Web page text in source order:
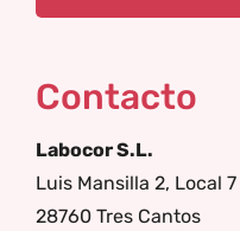
Contacto
Labocor S.L.
Luis Mansilla 2, Local 7
28760 Tres Cantos